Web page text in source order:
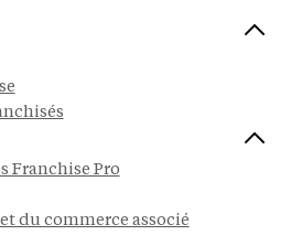
Franchise Pro
du commerce associé